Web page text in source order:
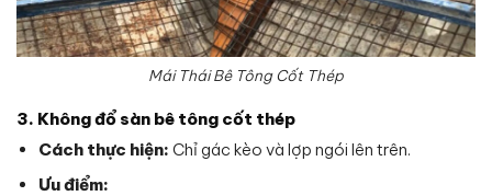
Mái Thái Bê Tông Cốt Thép
3. Không đổ sàn bê tông cốt thép
Cách thực hiện: Chỉ gác kèo và lợp ngói lên trên.
Ưu điểm: